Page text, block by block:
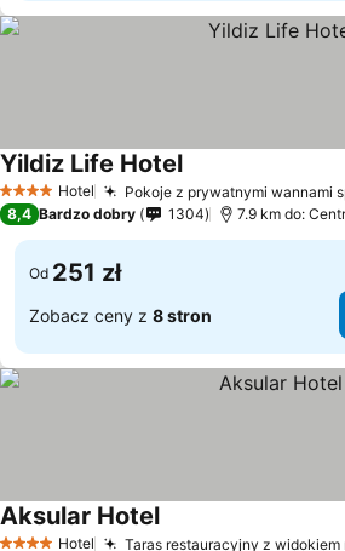
4 KategoriaHotel Pokoje z prywatnymi wannami
Yildiz Life Hotel
8,4 Bardzo dobry 1304 7.9 km do:
Od 251 zł
Zobacz ceny z 8 stron
Hotel Taras restauracyjny z widokiem
Aksular Hotel